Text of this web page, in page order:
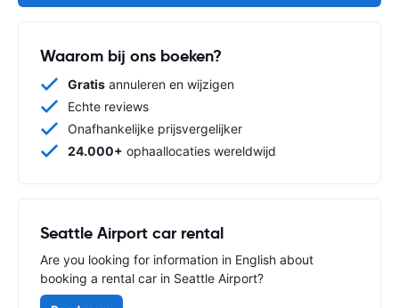
Waarom bij ons boeken?
Gratis annuleren en wijzigen
Echte reviews
Onafhankelijke prijsvergelijker
24.000+ ophaallocaties wereldwijd
Seattle Airport car rental
Are you looking for information in English about
booking a rental car in Seattle Airport?